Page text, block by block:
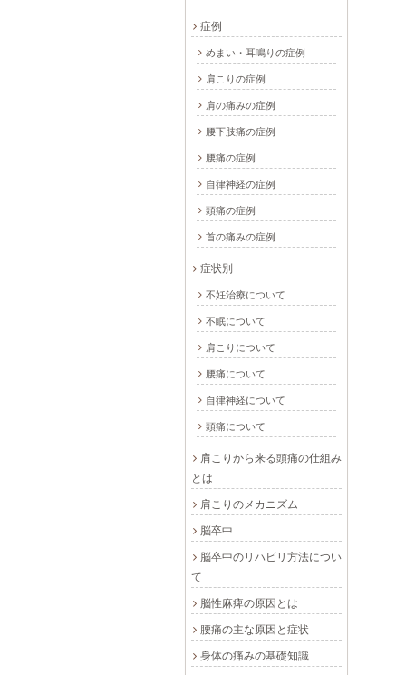
症例
めまい・耳鳴りの症例
肩こりの症例
肩の痛みの症例
腰下肢痛の症例
腰痛の症例
自律神経の症例
頭痛の症例
首の痛みの症例
症状別
不妊治療について
不眠について
肩こりについて
腰痛について
自律神経について
頭痛について
肩こりから来る頭痛の仕組み
とは
肩こりのメカニズム
脳卒中
脳卒中のリハビリ方法につい
て
脳性麻痺の原因とは
腰痛の主な原因と症状
身体の痛みの基礎知識